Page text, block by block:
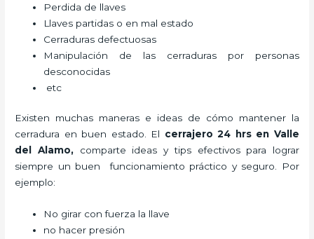
Perdida de llaves
Llaves partidas o en mal estado
Cerraduras defectuosas
Manipulación de las cerraduras por personas
desconocidas
etc
Existen muchas maneras e ideas de cómo mantener la
cerradura en buen estado. El cerrajero 24 hrs en Valle
del Alamo, comparte ideas y tips efectivos para lograr
siempre un buen funcionamiento práctico y seguro. Por
ejemplo:
No girar con fuerza la llave
no hacer presión